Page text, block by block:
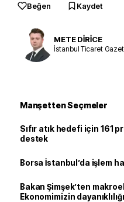
Beğen Kaydet
METE DİRİCE
İstanbul Ticaret
Manşetten Seçmeler
Sıfır atık hedefi için 161
destek
Borsa İstanbul’da işlem
Bakan Şimşek’ten
Ekonomimizin